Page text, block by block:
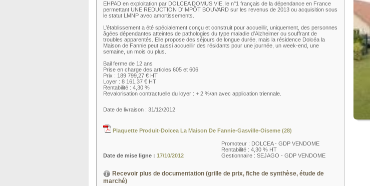
EHPAD en exploitation par DOLCEA DOMUS VIE, le n°1 français de la dépendance en France
permettant UNE REDUCTION D'IMPÔT BOUVARD sur les revenus de 2013 ou acquisition sous
le statut LMNP avec amortissements.
L’établissement a été spécialement conçu et construit pour accueillir, uniquement, des personnes
âgées dépendantes atteintes de pathologies du type maladie d’Alzheimer ou souffrant de
troubles apparentés. Elle propose des séjours de longue durée, mais la résidence Dolcéa la
Maison de Fannie peut aussi accueillir des résidants pour une journée, un week-end, une
semaine, un mois ou plus.
Bail ferme de 12 ans
Prise en charge des articles 605 et 606
Prix : 189 799,27 € HT
Loyer : 8 161,37 € HT
Rentabilité : 4,30 %
Revalorisation contractuelle du loyer : + 2 %/an avec application triennale.
Date de livraison : 31/12/2012
Plaquette Produit-Dolcea La Maison De Fannie-Gasville-Oiseme (28)
Date de mise ligne : 17/10/2012
Promoteur : DOLCEA - GDP VENDOME
Rentabilité : 4,30 % HT
Gestionnaire : SEJAGO - GDP VENDOME
Recevoir plus de documentation (grille de prix, fiche de synthèse, étude de
marché)